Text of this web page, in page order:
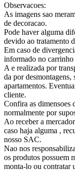
Observacoes:
As imagens sao
de decoracao.
Pode haver alguma
devido ao tratamento
Em caso de
informado no carrinho
A e realizada por
da por desmontagens,
apartamentos.
cliente.
Confira as dimensoes
normalmente por
Ao receber a
caso haja alguma ,
nosso SAC.
Nao nos
os produtos possuem
monta-lo ou contratar